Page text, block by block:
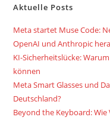
Aktuelle Posts
Meta startet Muse Code:
OpenAI und Anthropic
KI-Sicherheitslücke:
können
Meta Smart Glasses und
Deutschland?
Beyond the Keyboard: Wie